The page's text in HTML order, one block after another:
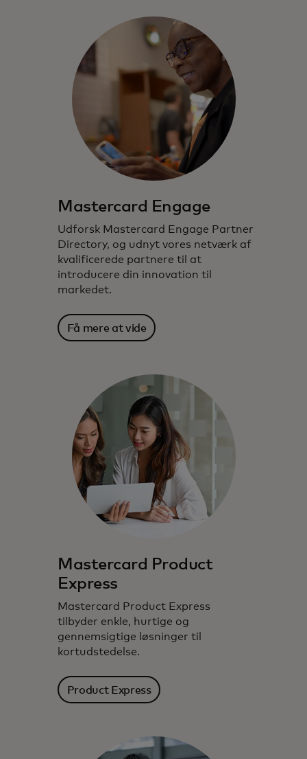
Mastercard Engage
Udforsk Mastercard Engage Partner
Directory, og udnyt vores netværk af
kvalificerede partnere til at
introducere din innovation til
markedet.
Få mere at vide
Mastercard Product
Express
Mastercard Product Express
tilbyder enkle, hurtige og
gennemsigtige løsninger til
kortudstedelse.
Product Express